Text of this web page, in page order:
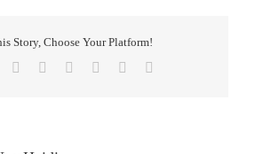
Story, Choose Your Platform!
Reddit LinkedIn
TumblrPinterest